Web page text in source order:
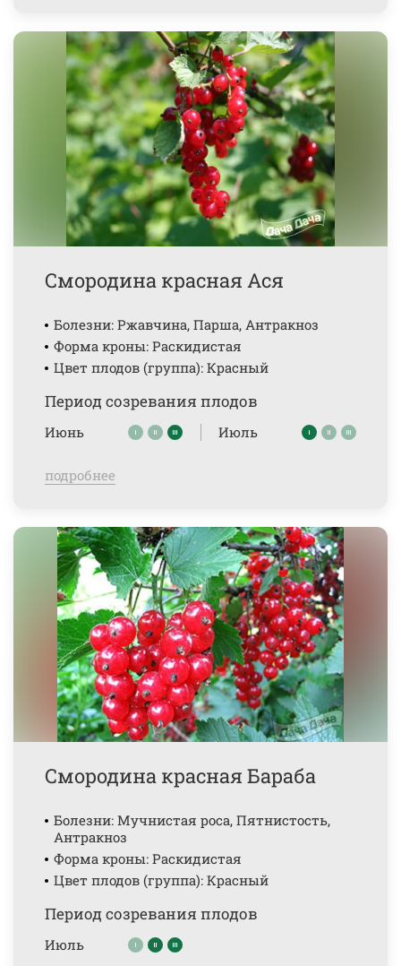
Смородина красная Ася
Болезни: Ржавчина, Парша, Антракноз
Форма кроны: Раскидистая
Цвет плодов (группа): Красный
Период созревания плодов
Июнь Июль
подробнее
Смородина красная Бараба
Болезни: Мучнистая роса, Пятнистость,
Антракноз
Форма кроны: Раскидистая
Цвет плодов (группа): Красный
Период созревания плодов
Июль